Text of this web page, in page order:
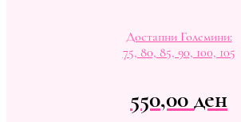
Достапни Големини:
75, 80, 85, 90, 100, 105
550,00ден